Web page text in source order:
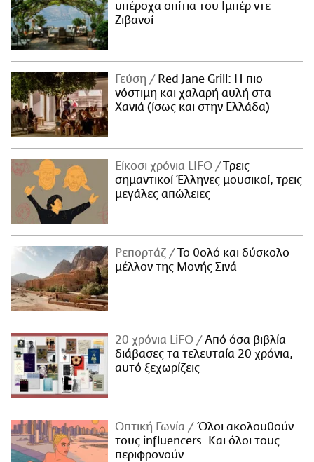
υπέροχα σπίτια του Ιμπέρ ντε
Ζιβανσί
Γεύση
Red Jane Grill: Η πιο
νόστιμη και χαλαρή αυλή στα
Χανιά (ίσως και στην Ελλάδα)
Είκοσι χρόνια LIFO
Tρεις
σημαντικοί Έλληνες μουσικοί, τρεις
μεγάλες απώλειες
Ρεπορτάζ
Το θολό και δύσκολο
μέλλον της Μονής Σινά
20 χρόνια LiFO
Από όσα βιβλία
διάβασες τα τελευταία 20 χρόνια,
αυτό ξεχωρίζεις
Οπτική Γωνία
Όλοι ακολουθούν
τους influencers. Και όλοι τους
περιφρονούν.